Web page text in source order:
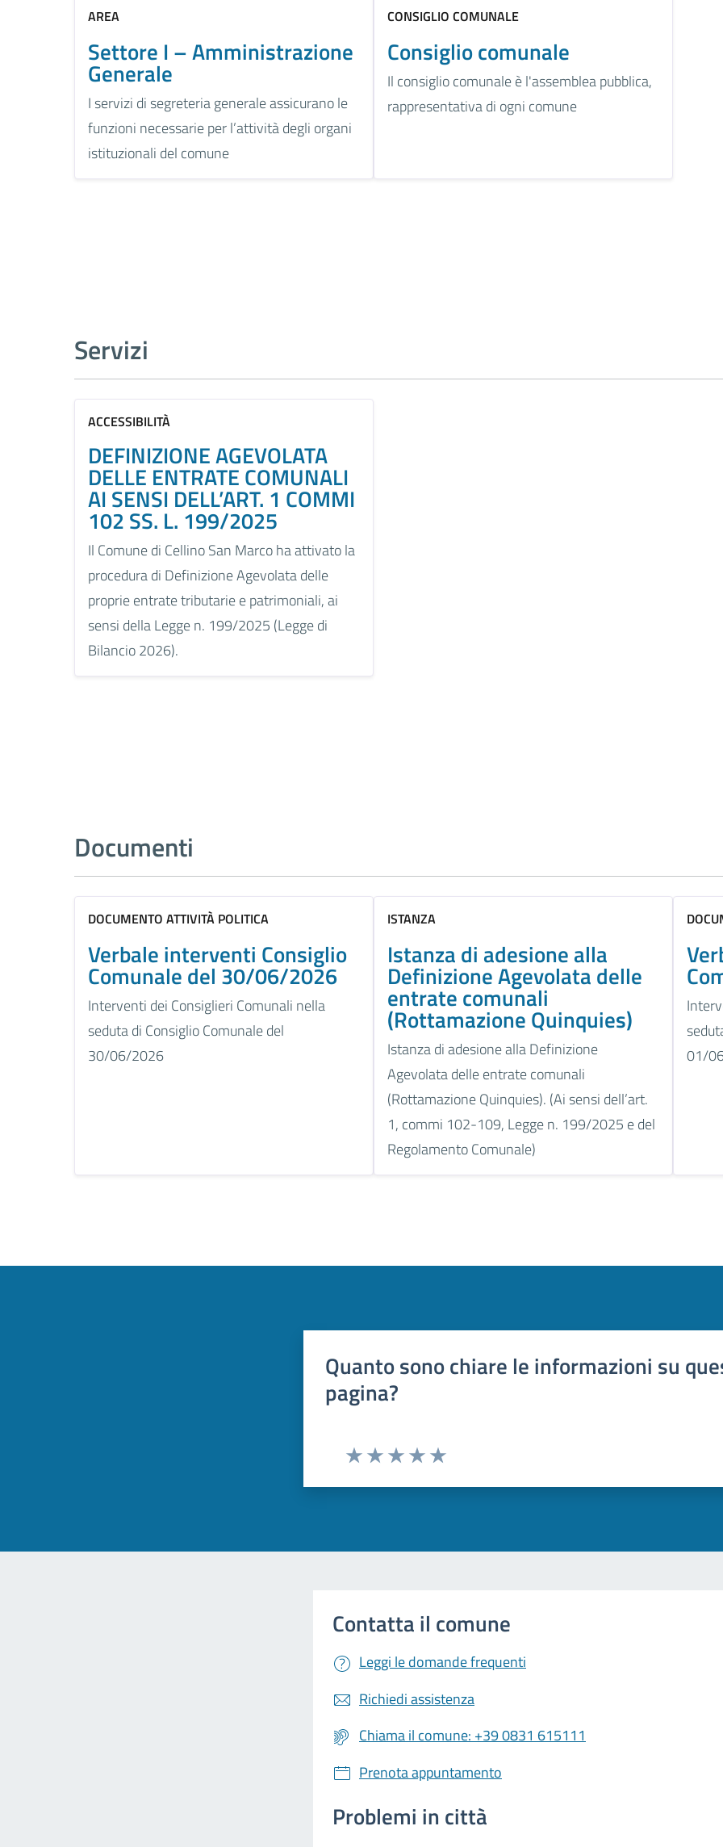
AREA
Settore I – Amministrazione
Generale
I servizi di segreteria generale assicurano le
funzioni necessarie per l’attività degli organi
istituzionali del comune
CONSIGLIO COMUNALE
Consiglio comunale
Il consiglio comunale è l'assemblea pubblica,
rappresentativa di ogni comune
Servizi
ACCESSIBILITÀ
DEFINIZIONE AGEVOLATA
DELLE ENTRATE COMUNALI
AI SENSI DELL’ART. 1 COMMI
102 SS. L. 199/2025
Il Comune di Cellino San Marco ha attivato la
procedura di Definizione Agevolata delle
proprie entrate tributarie e patrimoniali, ai
sensi della Legge n. 199/2025 (Legge di
Bilancio 2026).
Documenti
DOCUMENTO ATTIVITÀ POLITICA
Verbale interventi Consiglio
Comunale del 30/06/2026
Interventi dei Consiglieri Comunali nella
seduta di Consiglio Comunale del
30/06/2026
ISTANZA
Istanza di adesione alla
Definizione Agevolata delle
entrate comunali
(Rottamazione Quinquies)
Istanza di adesione alla Definizione
Agevolata delle entrate comunali
(Rottamazione Quinquies). (Ai sensi dell’art.
1, commi 102-109, Legge n. 199/2025 e del
Regolamento Comunale)
01/
Quanto sono chiare le informazioni su
pagina?
Contatta il comune
Leggi le domande frequenti
Richiedi assistenza
Chiama il comune: +39 0831 615111
Prenota appuntamento
Problemi in città